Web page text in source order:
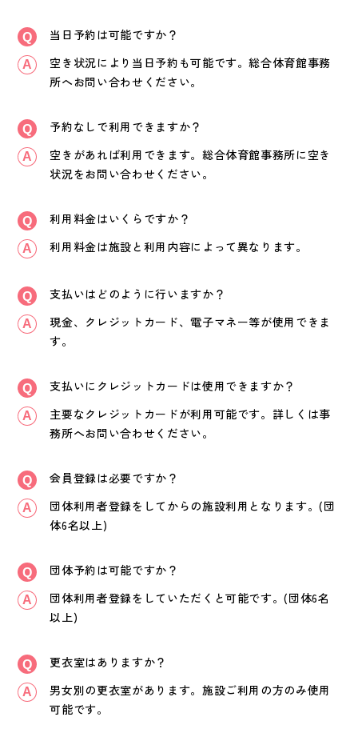
当日予約は可能ですか？
空き状況により当日予約も可能です。総合体育館事務
所へお問い合わせください。
予約なしで利用できますか？
空きがあれば利用できます。総合体育館事務所に空き
状況をお問い合わせください。
利用料金はいくらですか？
利用料金は施設と利用内容によって異なります。
支払いはどのように行いますか？
現金、クレジットカード、電子マネー等が使用できま
す。
支払いにクレジットカードは使用できますか？
主要なクレジットカードが利用可能です。詳しくは事
務所へお問い合わせください。
会員登録は必要ですか？
団体利用者登録をしてからの施設利用となります。(団
体6名以上)
団体予約は可能ですか？
団体利用者登録をしていただくと可能です。(団体6名
以上)
更衣室はありますか？
男女別の更衣室があります。施設ご利用の方のみ使用
可能です。